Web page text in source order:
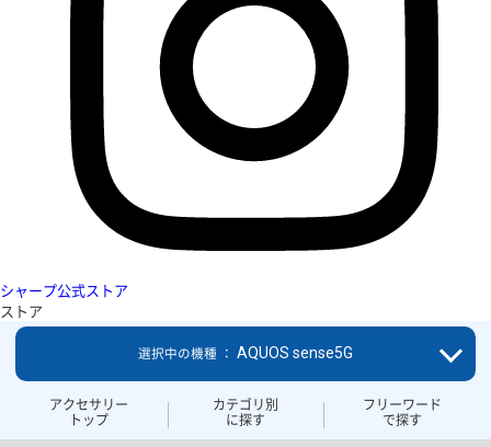
シャープ公式ストア
ストア
アクセサリー
トップ
カテゴリ別
に探す
フリーワード
で探す
選択中の機種 ： AQUOS sense5G